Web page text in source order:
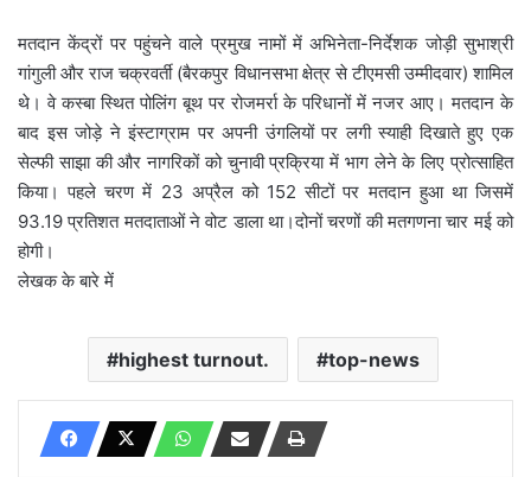
मतदान केंद्रों पर पहुंचने वाले प्रमुख नामों में अभिनेता-निर्देशक जोड़ी सुभाश्री
गांगुली और राज चक्रवर्ती (बैरकपुर विधानसभा क्षेत्र से टीएमसी उम्मीदवार) शामिल
थे। वे कस्बा स्थित पोलिंग बूथ पर रोजमर्रा के परिधानों में नजर आए। मतदान के
बाद इस जोड़े ने इंस्टाग्राम पर अपनी उंगलियों पर लगी स्याही दिखाते हुए एक
सेल्फी साझा की और नागरिकों को चुनावी प्रक्रिया में भाग लेने के लिए प्रोत्साहित
किया। पहले चरण में 23 अप्रैल को 152 सीटों पर मतदान हुआ था जिसमें
93.19 प्रतिशत मतदाताओं ने वोट डाला था।दोनों चरणों की मतगणना चार मई को
होगी।
लेखक के बारे में
highest turnout. top-news